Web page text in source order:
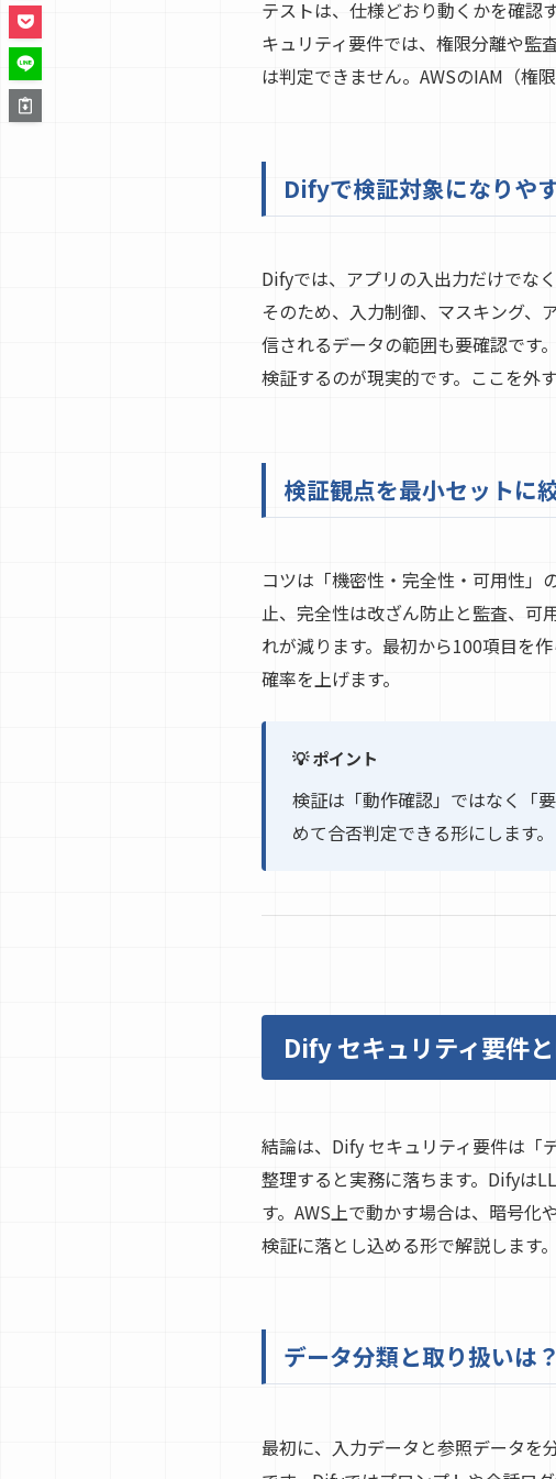
テストは、仕様どおり動くかを確認
キュリティ要件では、権限分離や監
は判定できません。AWSのIAM（権
Difyで検証対象になりや
Difyでは、アプリの入出力だけでな
そのため、入力制御、マスキング、
信されるデータの範囲も要確認です
検証するのが現実的です。ここを外
検証観点を最小セットに
コツは「機密性・完全性・可用性」
止、完全性は改ざん防止と監査、可
れが減ります。最初から100項目を
確率を上げます。
💡 ポイント
検証は「動作確認」ではなく「
めて合否判定できる形にします。
Dify セキュリティ要件
結論は、Dify セキュリティ要件は「
整理すると実務に落ちます。Difyは
す。AWS上で動かす場合は、暗号化
検証に落とし込める形で解説します。
データ分類と取り扱いは
最初に、入力データと参照データを